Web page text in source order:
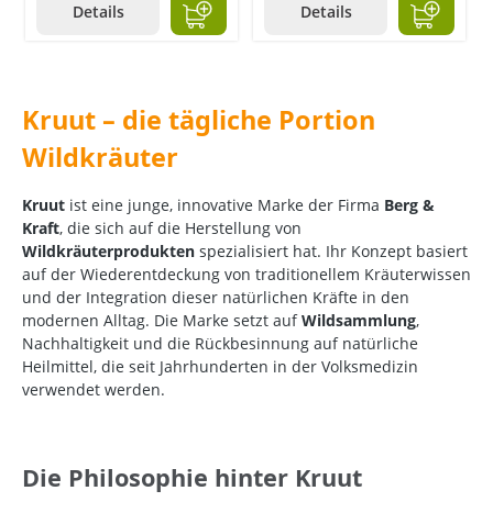
Details Details
Kruut – die tägliche Portion
Wildkräuter
Kruut ist eine junge, innovative Marke der Firma Berg &
Kraft, die sich auf die Herstellung von
Wildkräuterprodukten spezialisiert hat. Ihr Konzept basiert
auf der Wiederentdeckung von traditionellem Kräuterwissen
und der Integration dieser natürlichen Kräfte in den
modernen Alltag. Die Marke setzt aufWildsammlung,
Nachhaltigkeit und die Rückbesinnung auf natürliche
Heilmittel, die seit Jahrhunderten in der Volksmedizin
verwendet werden.
Die Philosophie hinter Kruut